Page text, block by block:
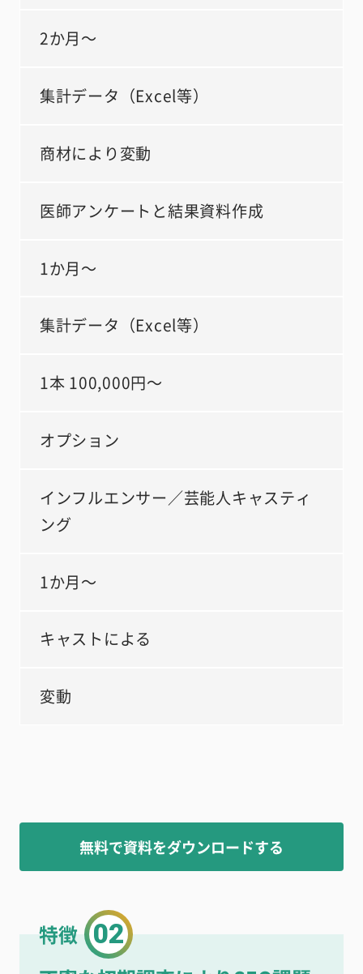
2か月～
集計データ（Excel等）
商材により変動
医師アンケートと結果資料作成
1か月～
集計データ（Excel等）
1本 100,000円～
オプション
インフルエンサー／芸能人キャスティ
ング
1か月～
キャストによる
変動
無料で資料をダウンロードする
特徴 02